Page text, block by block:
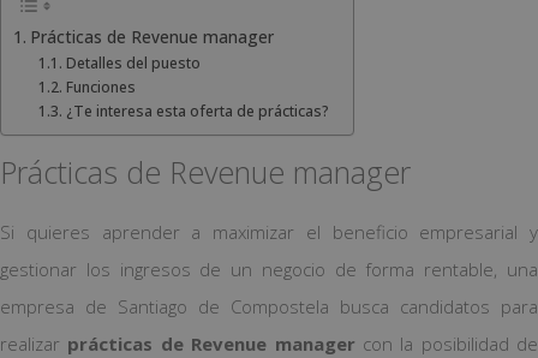
Prácticas de Revenue manager
Detalles del puesto
Funciones
¿Te interesa esta oferta de prácticas?
Prácticas de Revenue manager
Si quieres aprender a maximizar el beneficio empresarial y
gestionar los ingresos de un negocio de forma rentable, una
empresa de Santiago de Compostela busca candidatos para
realizar prácticas de Revenue manager con la posibilidad de